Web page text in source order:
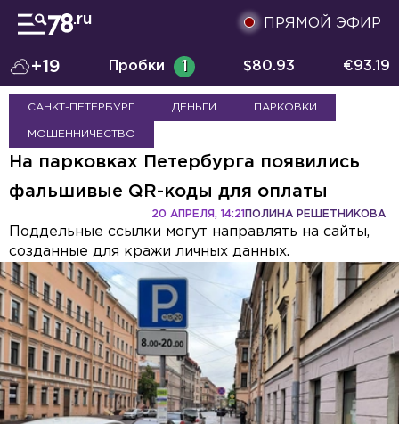
ПРЯМОЙ ЭФИР
+19 Пробки 1 $80.93 €93.19
САНКТ-ПЕТЕРБУРГ ДЕНЬГИ ПАРКОВКИ
МОШЕННИЧЕСТВО
На парковках Петербурга появились
фальшивые QR-коды для оплаты
ПОЛИНА РЕШЕТНИКОВА
20 АПРЕЛЯ, 14:21
Поддельные ссылки могут направлять на сайты,
созданные для кражи личных данных.